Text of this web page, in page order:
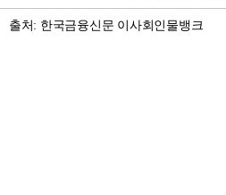
출처: 한국금융신문 이사회인물뱅크